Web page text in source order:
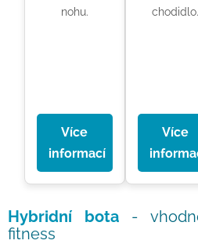
nohu.
Více
informací
chodidlo.
Více
Hybridní bota
-
fitness